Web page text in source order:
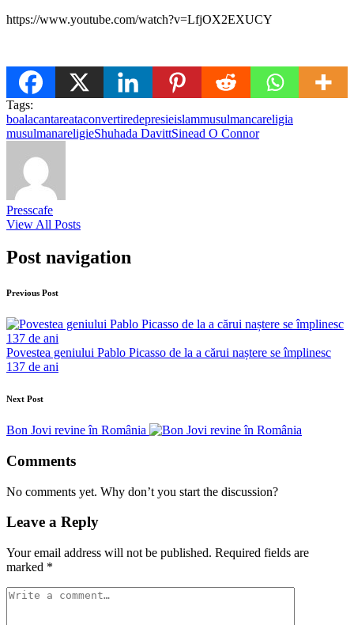
https://www.youtube.com/watch?v=LfjOX2EXUCY
Tags:
boalacantareataconvertiredepresieislammusulmancareligia
musulmanareligieShuhada DavittSinead O Connor
Presscafe
View All Posts
Post navigation
Previous Post
Povestea geniului Pablo Picasso de la a cărui naștere se împlinesc
137 de ani
Next Post
Bon Jovi revine în România
Comments
No comments yet. Why don’t you start the discussion?
Leave a Reply
Your email address will not be published. Required fields are
marked *